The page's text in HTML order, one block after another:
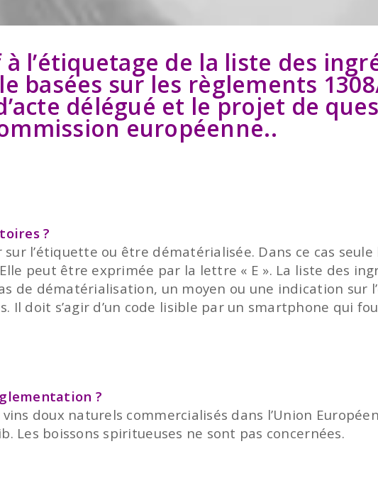
l’étiquetage de la liste des
sur les règlements
délégué et le projet de
européenne..
?
l’étiquette ou être dématérialisée. Dans ce cas seule
peut être exprimée par la lettre « E ». La liste des
de dématérialisation, un moyen ou une indication sur
doit s’agir d’un code lisible par un smartphone qui
?
doux naturels commercialisés dans l’Union
Les boissons spiritueuses ne sont pas concernées.